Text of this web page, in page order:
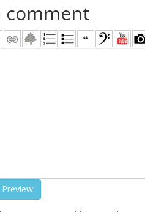
comment